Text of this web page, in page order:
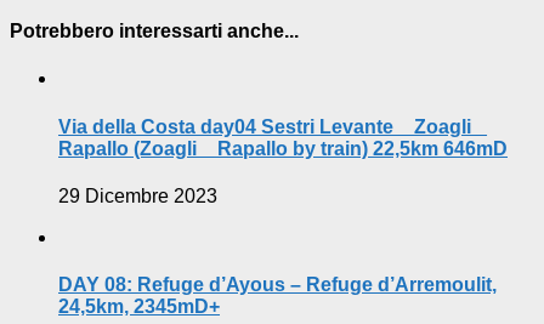
Potrebbero interessarti anche...
Via della Costa day04 Sestri Levante _ Zoagli _
Rapallo (Zoagli _ Rapallo by train) 22,5km 646mD
29 Dicembre 2023
DAY 08: Refuge d’Ayous – Refuge d’Arremoulit,
24,5km, 2345mD+